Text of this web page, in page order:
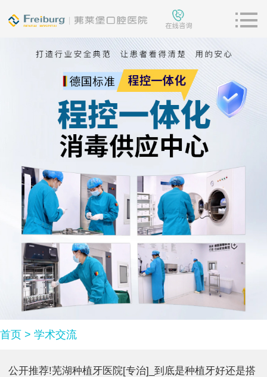
首页 > 学术交流
公开推荐!芜湖种植牙医院[专治]_到底是种植牙好还是搭